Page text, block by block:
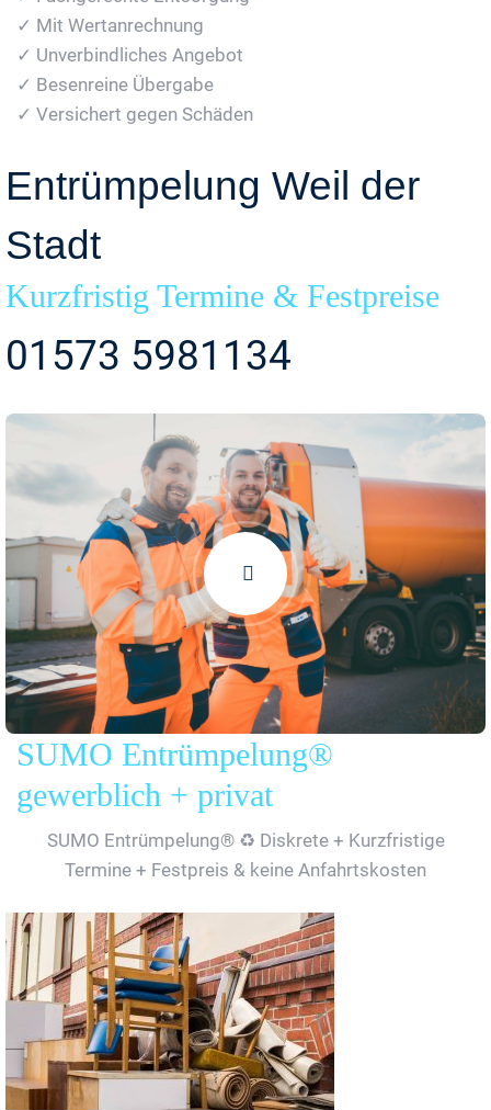
✓ Mit Wertanrechnung
✓ Unverbindliches Angebot
✓ Besenreine Übergabe
✓ Versichert gegen Schäden
Entrümpelung Weil der
Stadt
Kurzfristig Termine & Festpreise
01573 5981134
SUMO Entrümpelung®
gewerblich + privat
SUMO Entrümpelung® ♻️ Diskrete + Kurzfristige
Termine + Festpreis & keine Anfahrtskosten